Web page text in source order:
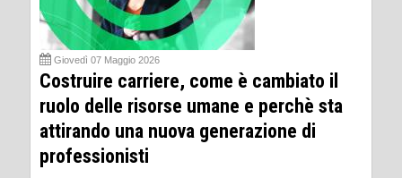
Giovedì 07 Maggio 2026
Costruire carriere, come è cambiato il
ruolo delle risorse umane e perchè sta
attirando una nuova generazione di
professionisti